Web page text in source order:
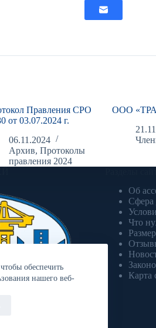
обеспечить
нашего веб-
Правления СРО
от 03.07.2024 г.
06.11.2024
Архив,Протоколы
правления 2024
ООО
«Волга»
Об
Сфера
Что
Карта